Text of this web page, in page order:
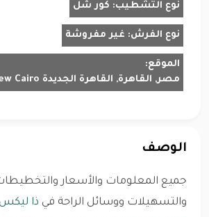
نوع التشطيب: كور شل
نوع الفرش: غير مفروشة
الموقع:
مصر, القاهرة, القاهرة الجديدة New Cairo
الوصف
جميع المعلومات والأسعار
والتسهيلات ووسائل الراحة في ذا ليكس